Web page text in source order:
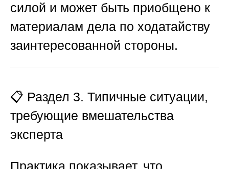
силой и может быть приобщено к
материалам дела по ходатайству
заинтересованной стороны.
📋 Раздел 3. Типичные ситуации,
требующие вмешательства
эксперта
Практика показывает, что